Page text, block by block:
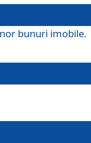
bunuri imobile.